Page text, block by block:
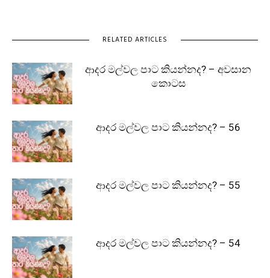
RELATED ARTICLES
ආදර මල්වල පාට කියන්නද? – අවසාන
කොටස
ආදර මල්වල පාට කියන්නද? – 56
ආදර මල්වල පාට කියන්නද? – 55
ආදර මල්වල පාට කියන්නද? – 54